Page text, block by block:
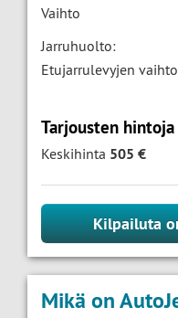
Vaihto
Jarruhuolto:
Etujarrulevyjen vaihto
Tarjousten hintoja
Keskihinta 505 €
Kilpailuta
Mikä on